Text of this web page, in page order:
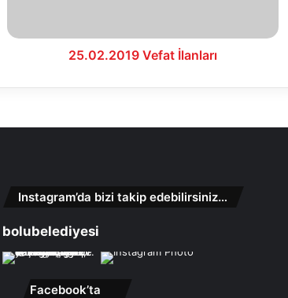
25.02.2019 Vefat İlanları
Instagram’da bizi takip edebilirsiniz…
bolubelediyesi
Facebook’ta